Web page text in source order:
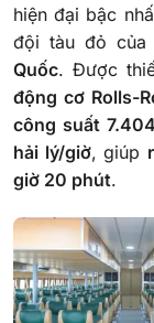
hiện đại bậc
đội tàu đỏ của
Quốc. Được
động cơ Rolls-
công suất
hải lý/giờ, giúp
giờ 20 phút.